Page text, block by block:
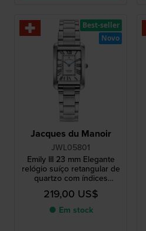
Jacques du Manoir
JWL05801
Emily III 23 mm Elegante
relógio suíço retangular de
quartzo com índices
romanos
219,00 US$
● Em stock
Best-seller
Novo